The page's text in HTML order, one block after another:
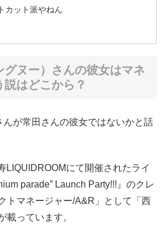
カット派やねん
グヌー）さんの彼女はマネ
説はどこから？
が常田さんの彼女ではないかと話
LIQUIDROOMにて開催されたライ
parade” Launch Party!!!』のクレ
トマネージャー/A&R」として「西
載っています。